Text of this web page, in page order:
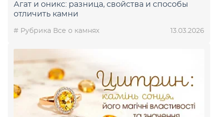
Агат и оникс: разница, свойства и способы
отличить камни
# Рубрика Все о камнях 13.03.2026